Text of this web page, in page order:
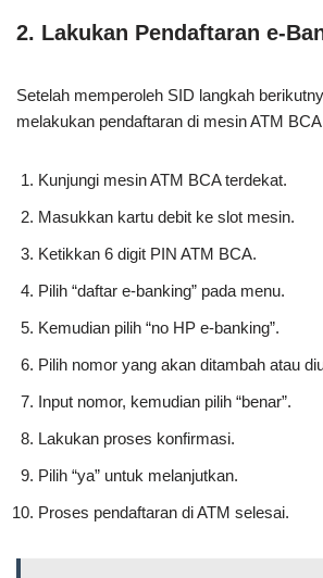
2. Lakukan Pendaftaran e-
Setelah memperoleh SID langkah
melakukan pendaftaran di mesin ATM
Kunjungi mesin ATM BCA terdekat.
Masukkan kartu debit ke slot mesin.
Ketikkan 6 digit PIN ATM BCA.
Pilih “daftar e-banking” pada menu.
Kemudian pilih “no HP e-banking”.
Pilih nomor yang akan ditambah atau
Input nomor, kemudian pilih “benar”.
Lakukan proses konfirmasi.
Pilih “ya” untuk melanjutkan.
Proses pendaftaran di ATM selesai.